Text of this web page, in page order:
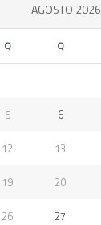
AGOSTO 2026
Q Q
5 6
12 13
19 20
26 27